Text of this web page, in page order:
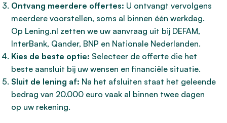
Ontvang meerdere offertes: U ontvangt vervolgens
meerdere voorstellen, soms al binnen één werkdag.
Op Lening.nl zetten we uw aanvraag uit bij DEFAM,
InterBank, Qander, BNP en Nationale Nederlanden.
Kies de beste optie: Selecteer de offerte die het
beste aansluit bij uw wensen en financiële situatie.
Sluit de lening af: Na het afsluiten staat het geleende
bedrag van 20.000 euro vaak al binnen twee dagen
op uw rekening.